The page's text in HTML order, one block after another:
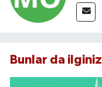
Bunlar da